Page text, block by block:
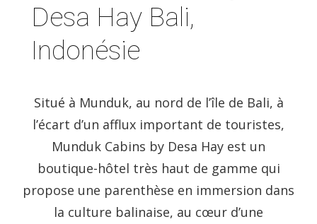
Desa Hay Bali,
Indonésie
Situé à Munduk, au nord de l’île de Bali, à
l’écart d’un afflux important de touristes,
Munduk Cabins by Desa Hay est un
boutique-hôtel très haut de gamme qui
propose une parenthèse en immersion dans
la culture balinaise, au cœur d’une